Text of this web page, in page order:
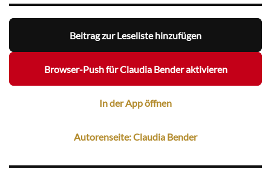
Beitrag zur Leseliste hinzufügen
Browser-Push für Claudia Bender aktivieren
In der App öffnen
Autorenseite: Claudia Bender